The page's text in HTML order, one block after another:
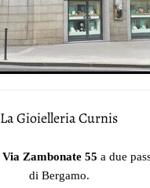
La Gioielleria Curnis
Via Zambonate 55 a due
di Bergamo.